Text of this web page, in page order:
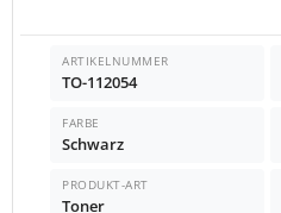
ARTIKELNUMMER
TO-112054
FARBE
Schwarz
PRODUKT-ART
Toner